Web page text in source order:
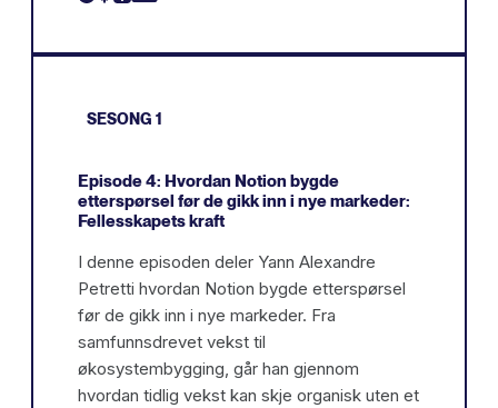
SESONG 1
Episode 4: Hvordan Notion bygde
etterspørsel før de gikk inn i nye markeder:
Fellesskapets kraft
I denne episoden deler Yann Alexandre
Petretti hvordan Notion bygde etterspørsel
før de gikk inn i nye markeder. Fra
samfunnsdrevet vekst til
økosystembygging, går han gjennom
hvordan tidlig vekst kan skje organisk uten et